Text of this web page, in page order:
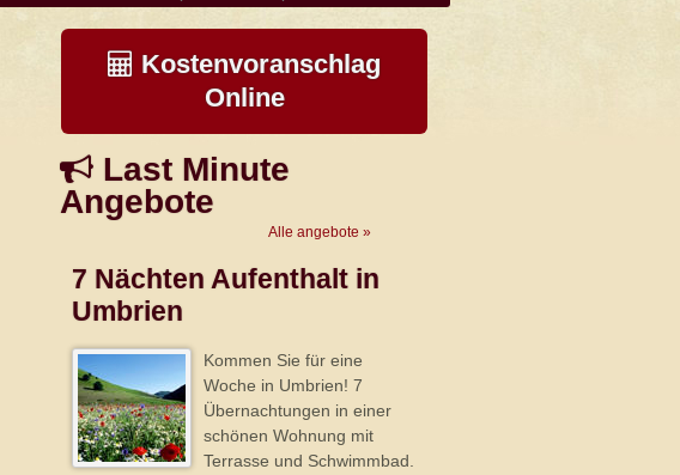
Kostenvoranschlag
Online
Last Minute
Angebote
Alle angebote »
7 Nächten Aufenthalt in
Umbrien
Kommen Sie für eine
Woche in Umbrien! 7
Übernachtungen in einer
schönen Wohnung mit
Terrasse und Schwimmbad.